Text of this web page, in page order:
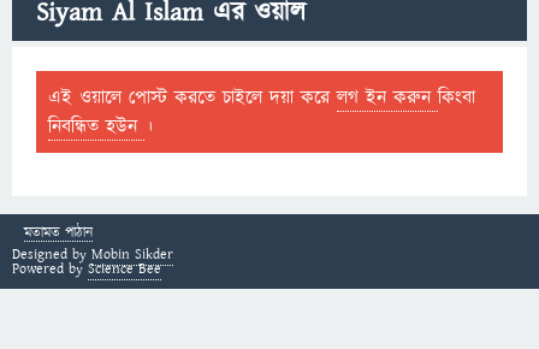
Siyam Al Islam এর ওয়াল
এই ওয়ালে পোস্ট করতে চাইলে দয়া করেলগ ইন করুনকিংবা
নিবন্ধিত হউন ।
মতামত পাঠান
Designed by Mobin Sikder
Powered by Science Bee